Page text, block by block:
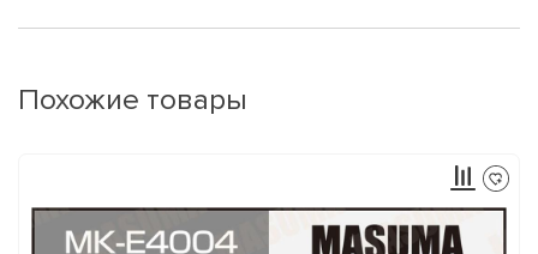
Похожие товары